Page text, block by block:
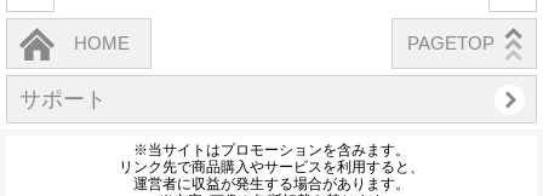
HOME PAGETOP
サポート
※当サイトはプロモーションを含みます。
リンク先で商品購入やサービスを利用すると、
運営者に収益が発生する場合があります。